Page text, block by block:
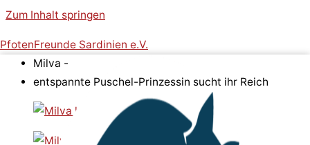
Zum Inhalt springen
PfotenFreunde Sardinien e.V.
Milva -
entspannte Puschel-Prinzessin sucht ihr Reich